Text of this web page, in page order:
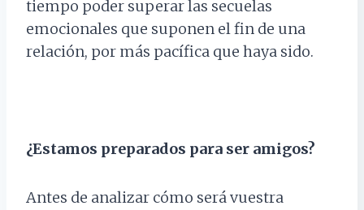
tiempo poder superar las secuelas
emocionales que suponen el fin de una
relación, por más pacífica que haya sido.
¿Estamos preparados para ser amigos?
Antes de analizar cómo será vuestra